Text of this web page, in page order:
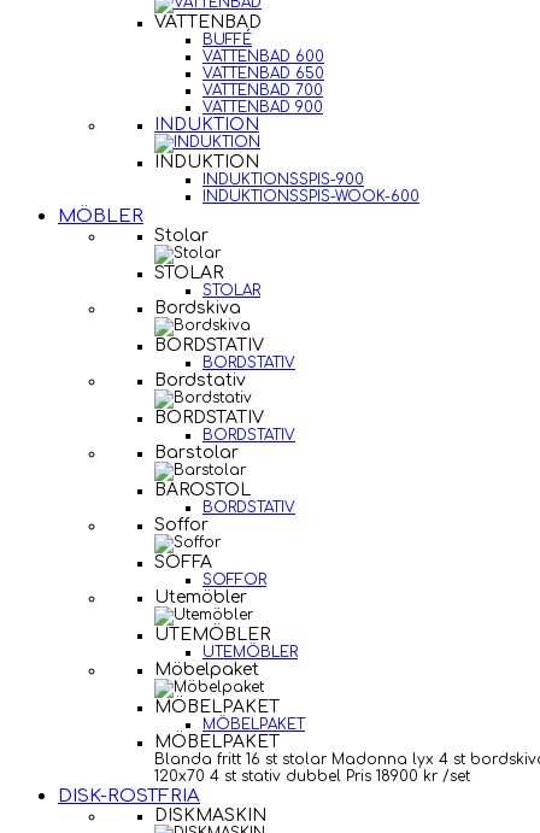
VATTENBAD
BUFFÉ
VATTENBAD 600
VATTENBAD 650
VATTENBAD 700
VATTENBAD 900
INDUKTION
INDUKTION
INDUKTIONSSPIS-900
INDUKTIONSSPIS-WOOK-600
MÖBLER
Stolar
STOLAR
STOLAR
Bordskiva
BORDSTATIV
BORDSTATIV
Bordstativ
BORDSTATIV
BORDSTATIV
Barstolar
BAROSTOL
BORDSTATIV
Soffor
SOFFA
SOFFOR
Utemöbler
UTEMÖBLER
UTEMÖBLER
Möbelpaket
MÖBELPAKET
MÖBELPAKET
MÖBELPAKET
Blanda fritt 16 st stolar Madonna lyx 4 st
120x70 4 st stativ dubbel Pris 18900 kr /set
DISK-ROSTFRIA
DISKMASKIN